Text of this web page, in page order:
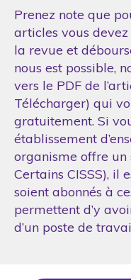
Prenez note que
articles vous
la revue et
nous est possible,
vers le PDF de
Télécharger) qui
gratuitement. Si
établissement
organisme offre
Certains CISSS), il
soient abonnés à
permettent d’y
d’un poste de